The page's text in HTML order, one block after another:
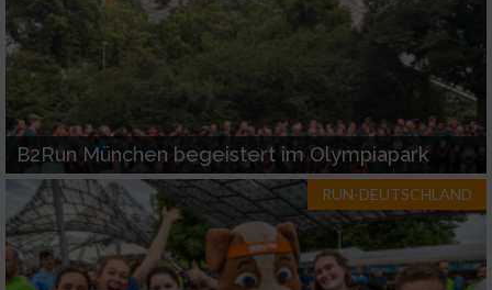
B2Run München begeistert im Olympiapark
RUN-DEUTSCHLAND